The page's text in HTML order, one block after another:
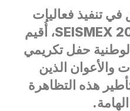
تنفيذ فعاليات
المناورة الوطنية SEISMEX 2026، أُقيم
حفل تكريمي
الذين
هذه التظاهرة